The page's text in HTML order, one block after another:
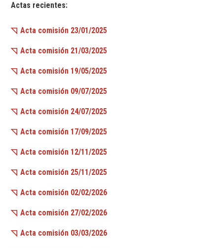
Actas recientes:
Acta comisión 23/01/2025
Acta comisión 21/03/2025
Acta comisión 19/05/2025
Acta comisión 09/07/2025
Acta comisión 24/07/2025
Acta comisión 17/09/2025
Acta comisión 12/11/2025
Acta comisión 25/11/2025
Acta comisión 02/02/2026
Acta comisión 27/02/2026
Acta comisión 03/03/2026